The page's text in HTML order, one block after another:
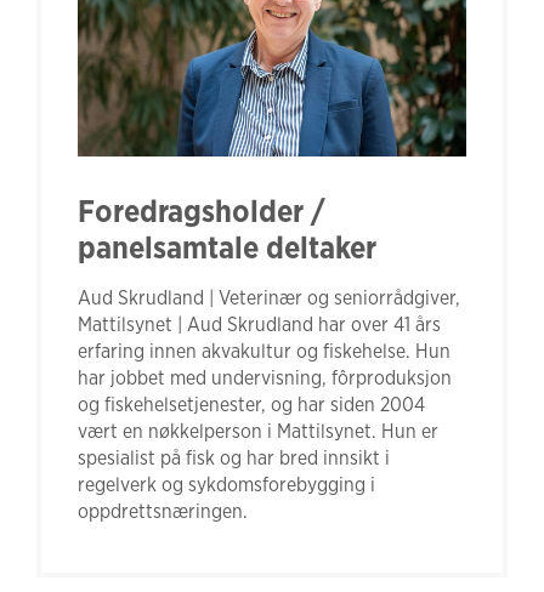
Foredragsholder /
panelsamtale deltaker
Aud Skrudland | Veterinær og seniorrådgiver,
Mattilsynet | Aud Skrudland har over 41 års
erfaring innen akvakultur og fiskehelse. Hun
har jobbet med undervisning, fôrproduksjon
og fiskehelsetjenester, og har siden 2004
vært en nøkkelperson i Mattilsynet. Hun er
spesialist på fisk og har bred innsikt i
regelverk og sykdomsforebygging i
oppdrettsnæringen.